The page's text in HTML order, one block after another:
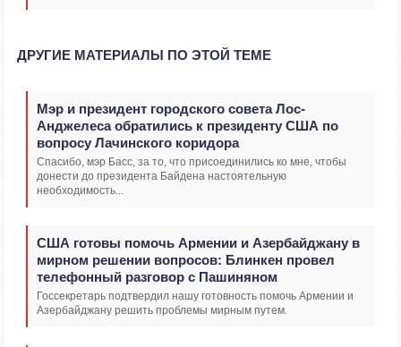
ДРУГИЕ МАТЕРИАЛЫ ПО ЭТОЙ ТЕМЕ
Мэр и президент городского совета Лос-
Анджелеса обратились к президенту США по
вопросу Лачинского коридора
Спасибо, мэр Басс, за то, что присоединились ко мне, чтобы
донести до президента Байдена настоятельную
необходимость...
США готовы помочь Армении и Азербайджану в
мирном решении вопросов: Блинкен провел
телефонный разговор с Пашиняном
Госсекретарь подтвердил нашу готовность помочь Армении и
Азербайджану решить проблемы мирным путем.